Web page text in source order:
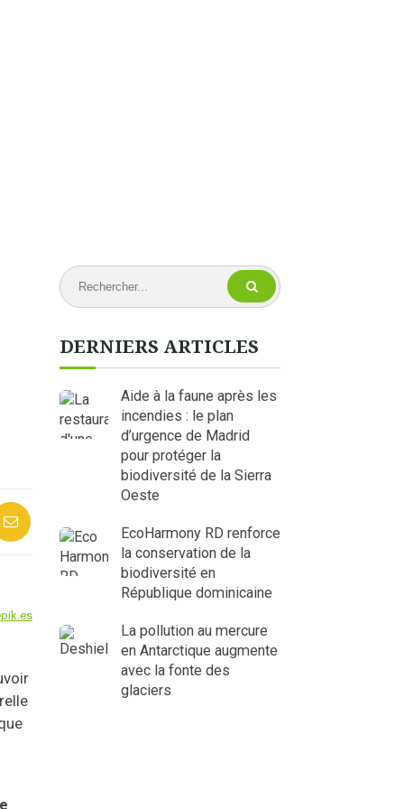
DERNIERS ARTICLES
Aide à la faune après les
incendies : le plan
d’urgence de Madrid
pour protéger la
biodiversité de la Sierra
Oeste
EcoHarmony RD renforce
la conservation de la
biodiversité en
République dominicaine
La pollution au mercure
en Antarctique augmente
avec la fonte des
glaciers